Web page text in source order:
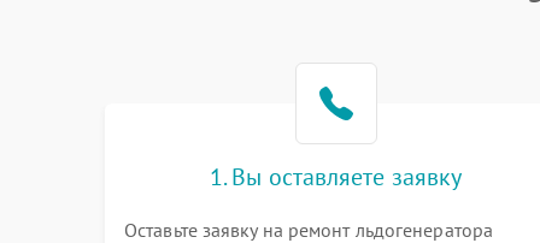
1. Вы оставляете заявку
Оставьте заявку на ремонт льдогенератора